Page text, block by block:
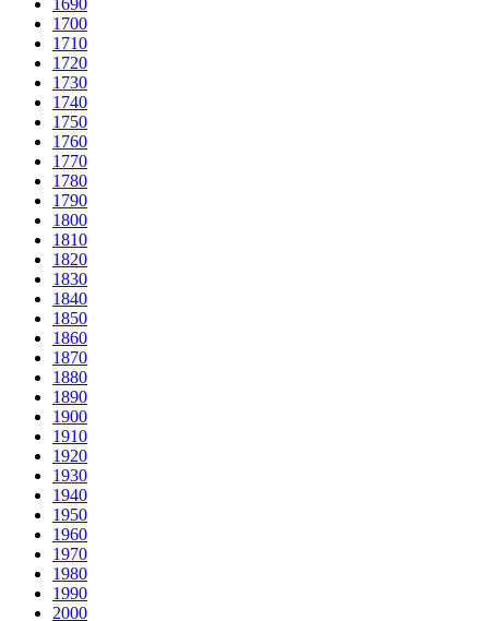
1690
1700
1710
1720
1730
1740
1750
1760
1770
1780
1790
1800
1810
1820
1830
1840
1850
1860
1870
1880
1890
1900
1910
1920
1930
1940
1950
1960
1970
1980
1990
2000